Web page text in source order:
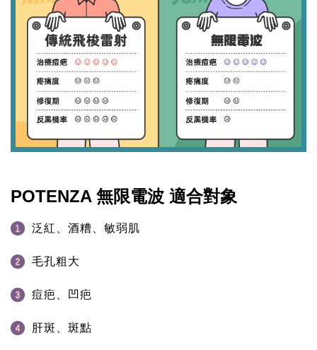
POTENZA 無限電波 適合對象
泛紅、酒糟、敏弱肌
毛孔粗大
痘疤、凹疤
肝斑、斑點